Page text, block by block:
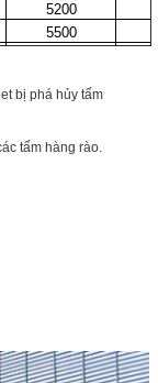
5200
5500
bị phá hủy tấm
tấm hàng rào.